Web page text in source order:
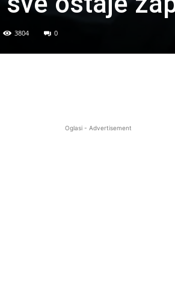
3804 0
Oglasi - Advertisement